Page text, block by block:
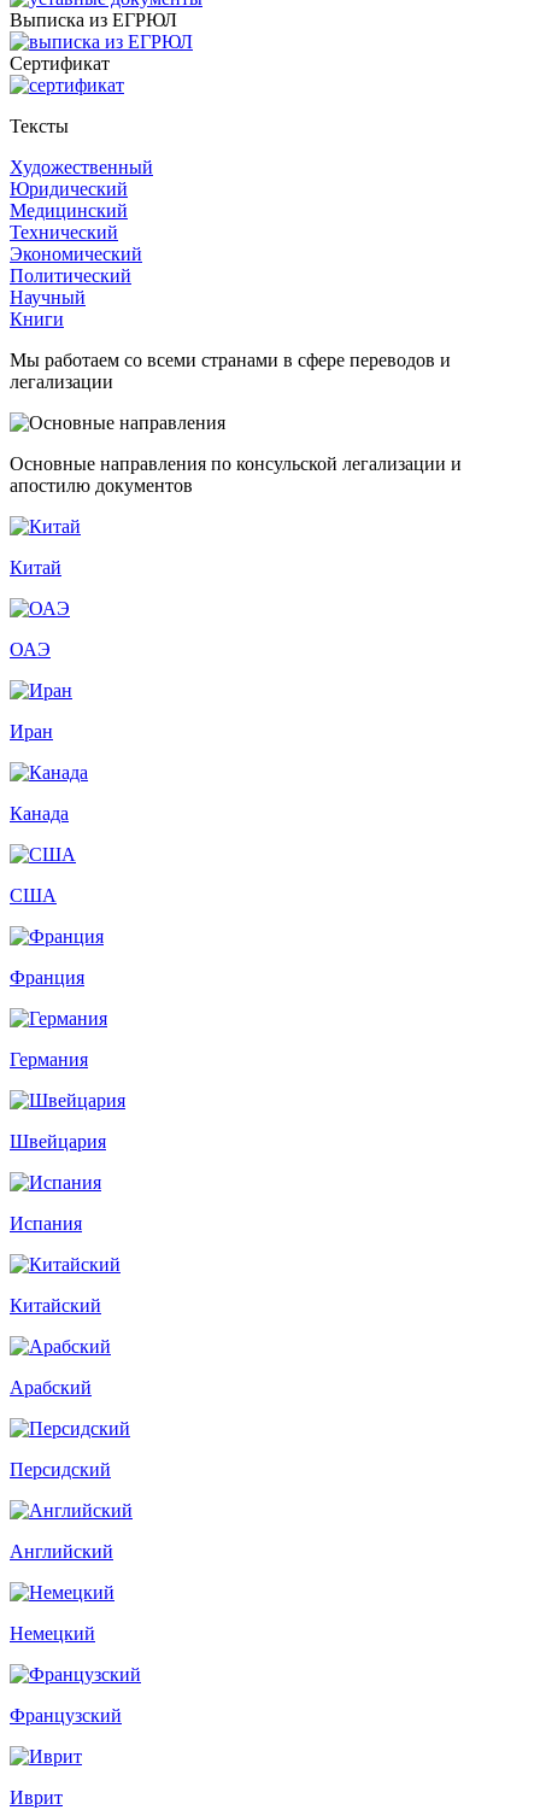
Выписка из ЕГРЮЛ
Cертификат
Тексты
Художественный
Юридический
Медицинский
Технический
Экономический
Политический
Научный
Книги
Мы работаем со всеми странами в сфере переводов и
легализации
Основные направления по консульской легализации и
апостилю документов
Китай
ОАЭ
Иран
Канада
США
Франция
Германия
Швейцария
Испания
Китайский
Арабский
Персидский
Английский
Немецкий
Французский
Иврит